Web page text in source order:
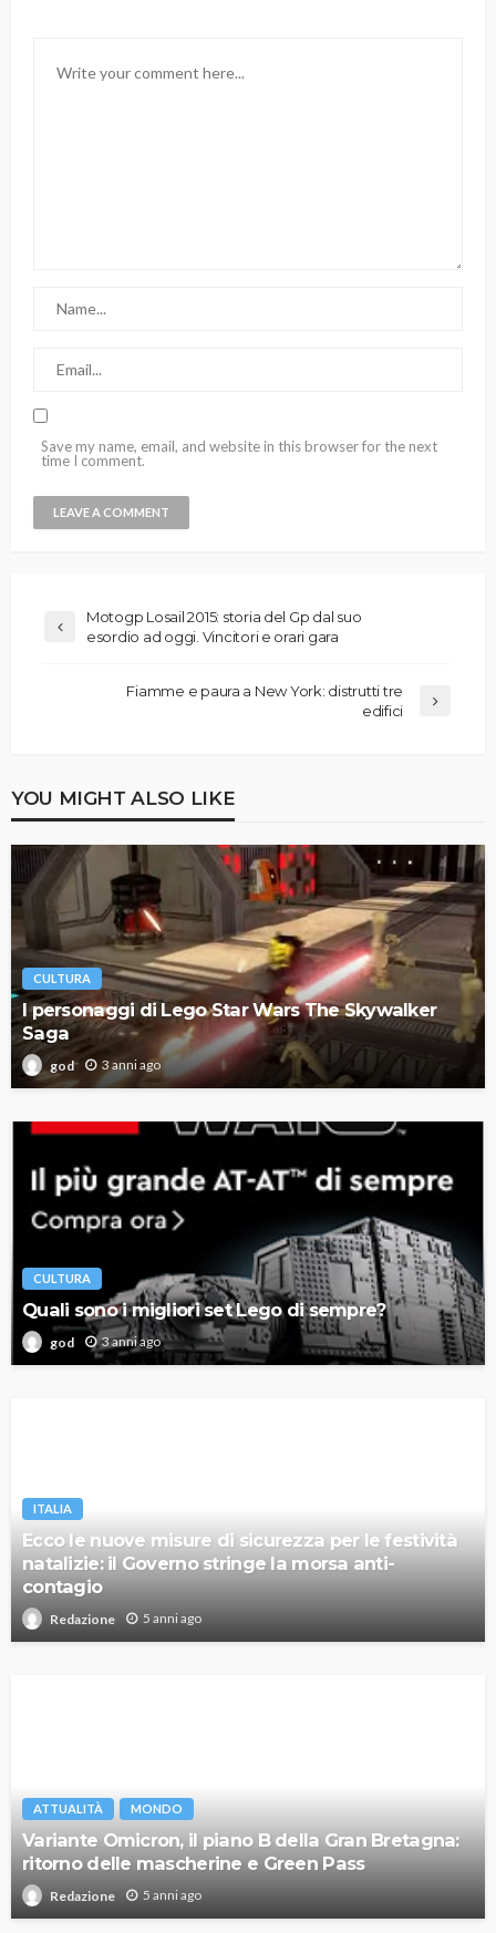
Save my name, email, and website in this browser for the next
time I comment.
Motogp Losail 2015: storia del Gp dal suo
esordio ad oggi. Vincitori e orari gara
Fiamme e paura a New York: distrutti tre
edifici
YOU MIGHT ALSO LIKE
CULTURA
I personaggi di Lego Star Wars The Skywalker
Saga
god 3 anni ago
CULTURA
Quali sono i migliori set Lego di sempre?
god 3 anni ago
ITALIA
Ecco le nuove misure di sicurezza per le festività
natalizie: il Governo stringe la morsa anti-
contagio
Redazione 5 anni ago
ATTUALITÀ MONDO
Variante Omicron, il piano B della Gran Bretagna:
ritorno delle mascherine e Green Pass
Redazione 5 anni ago